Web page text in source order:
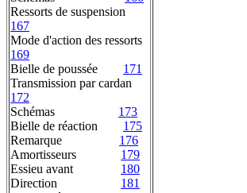
Ressorts de suspension
167
Mode d'action des ressorts
169
Bielle de poussée 171
Transmission par cardan
172
Schémas 173
Bielle de réaction 175
Remarque 176
Amortisseurs 179
Essieu avant 180
Direction 181